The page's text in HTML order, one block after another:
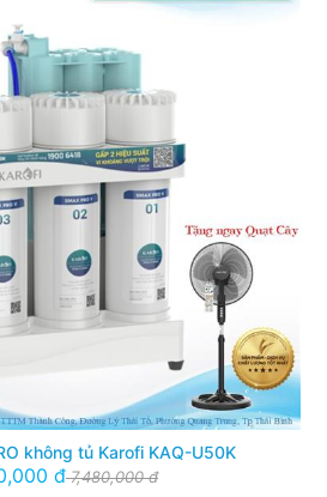
không tủ Karofi KAQ-U50K
đ7,480,000 đ